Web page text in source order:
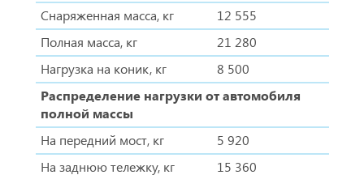
Снаряженная масса, кг
12 555
Полная масса, кг
21 280
Нагрузка на коник, кг
8 500
Распределение нагрузки от автомобиля
полной массы
На передний мост, кг
5 920
На заднюю тележку, кг
15 360